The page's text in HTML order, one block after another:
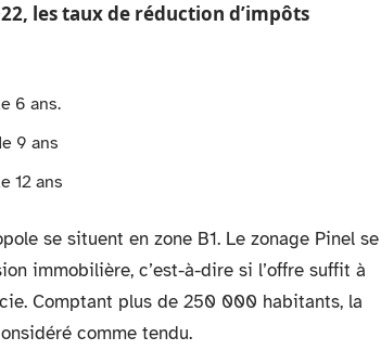
les taux de réduction d’impôts
6 ans.
9 ans
12 ans
se situent en zone B1. Le zonage Pinel se
immobilière, c’est-à-dire si l’offre suffit à
Comptant plus de 250 000 habitants, la
comme tendu.